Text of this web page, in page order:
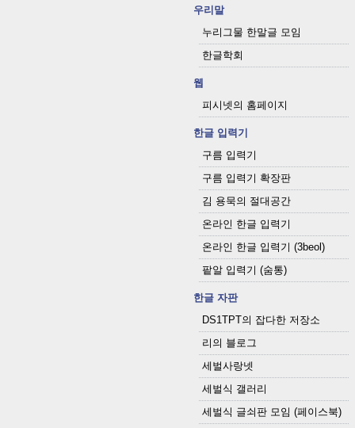
우리말
누리그물 한말글 모임
한글학회
웹
피시넷의 홈페이지
한글 입력기
구름 입력기
구름 입력기 확장판
김 용묵의 절대공간
온라인 한글 입력기
온라인 한글 입력기 (3beol)
팥알 입력기 (숨통)
한글 자판
DS1TPT의 잡다한 저장소
리의 블로그
세벌사랑넷
세벌식 갤러리
세벌식 글쇠판 모임 (페이스북)